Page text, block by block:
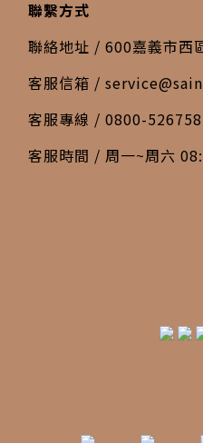
聯繫方式
聯絡地址 / 600嘉義市西
客服信箱 /
客服專線 / 0800-526758
客服時間 / 周一~周六